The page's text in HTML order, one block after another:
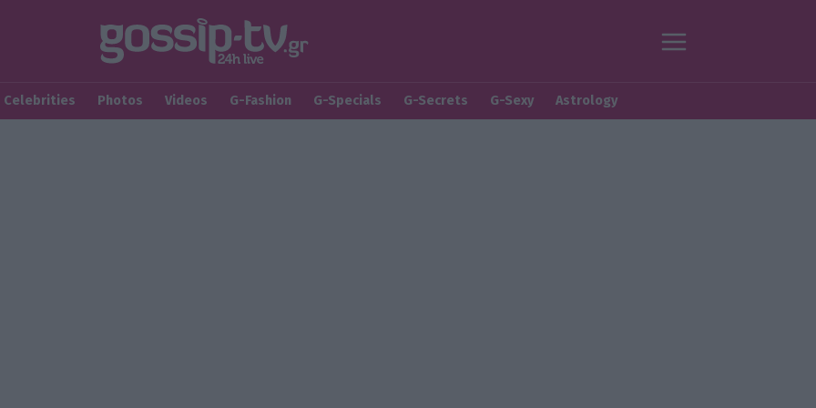
Celebrities Photos Videos G-Fashion G-Specials G-Secrets G-Sexy Astrology